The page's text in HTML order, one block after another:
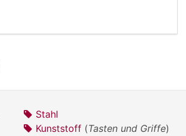
Stahl
Kunststoff (Tasten und Griffe)